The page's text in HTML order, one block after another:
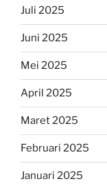
Juli 2025
Juni 2025
Mei 2025
April 2025
Maret 2025
Februari 2025
Januari 2025